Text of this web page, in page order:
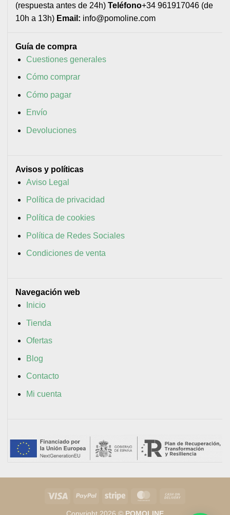
(respuesta antes de 24h) Teléfono+34 961917046 (de
10h a 13h) Email: info@pomoline.com
Guía de compra
Cuestiones generales
Cómo comprar
Cómo pagar
Envío
Devoluciones
Avisos y políticas
Aviso Legal
Política de privacidad
Política de cookies
Política de Redes Sociales
Condiciones de venta
Navegación web
Inicio
Tienda
Ofertas
Blog
Contacto
Mi cuenta
Visa PayPal Stripe MasterCard